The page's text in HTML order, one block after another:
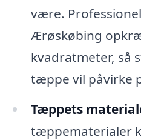
være.
Ærøskøbing
kvadratmeter, så
tæppe vil påvirke
Tæppets
tæppematerialer